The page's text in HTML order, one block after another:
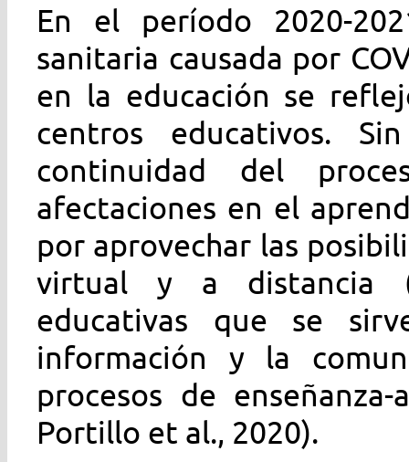
En el período 2020-
sanitaria causada por
en la educación se
centros educativos.
continuidad del
afectaciones en el
por aprovechar las
virtual y a distancia
educativas que se
información y la
procesos de
Portillo et al., 2020).